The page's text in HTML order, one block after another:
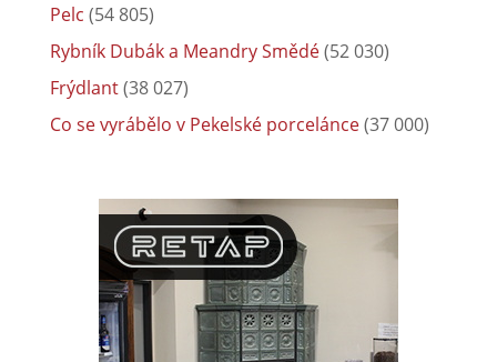
Pelc (54 805)
Rybník Dubák a Meandry Smědé(52 030)
Frýdlant(38 027)
Co se vyrábělo v Pekelské porcelánce(37 000)